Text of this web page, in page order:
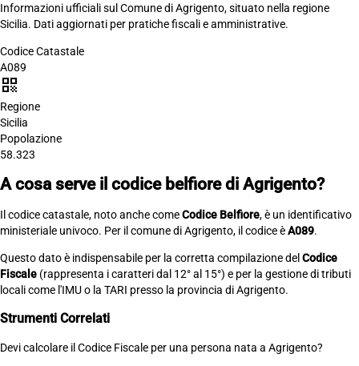
Informazioni ufficiali sul Comune di Agrigento, situato nella regione
Sicilia. Dati aggiornati per pratiche fiscali e amministrative.
Codice Catastale
A089
qr_code
Regione
Sicilia
Popolazione
58.323
A cosa serve il codice belfiore di Agrigento?
Il codice catastale, noto anche comeCodice Belfiore, è un identificativo
ministeriale univoco. Per il comune di Agrigento, il codice èA089.
Questo dato è indispensabile per la corretta compilazione del Codice
Fiscale (rappresenta i caratteri dal 12° al 15°) e per la gestione di tributi
locali come l'IMU o la TARI presso la provincia di Agrigento.
Strumenti Correlati
Devi calcolare il Codice Fiscale per una persona nata a Agrigento?